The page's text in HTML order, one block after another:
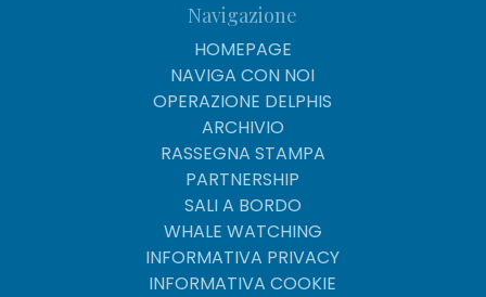
Navigazione
HOMEPAGE
NAVIGA CON NOI
OPERAZIONE DELPHIS
ARCHIVIO
RASSEGNA STAMPA
PARTNERSHIP
SALI A BORDO
WHALE WATCHING
INFORMATIVA PRIVACY
INFORMATIVA COOKIE